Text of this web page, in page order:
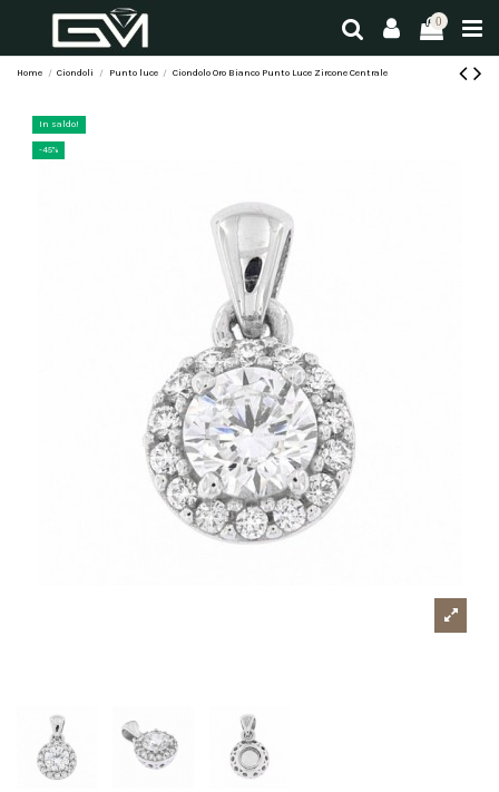
0
Home Ciondoli Punto luce Ciondolo Oro Bianco Punto Luce Zircone Centrale
In saldo!
-45%